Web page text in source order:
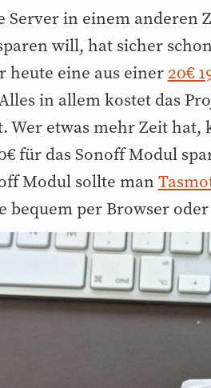
Server in einem anderen
will, hat sicher
heute eine aus einer 20€
in allem kostet das
Wer etwas mehr Zeit
für das Sonoff Modul
Modul sollte man
bequem per Browser